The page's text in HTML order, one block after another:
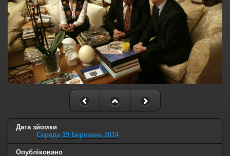
Дата зйомки
Середа 19 Березень 2014
Опубліковано